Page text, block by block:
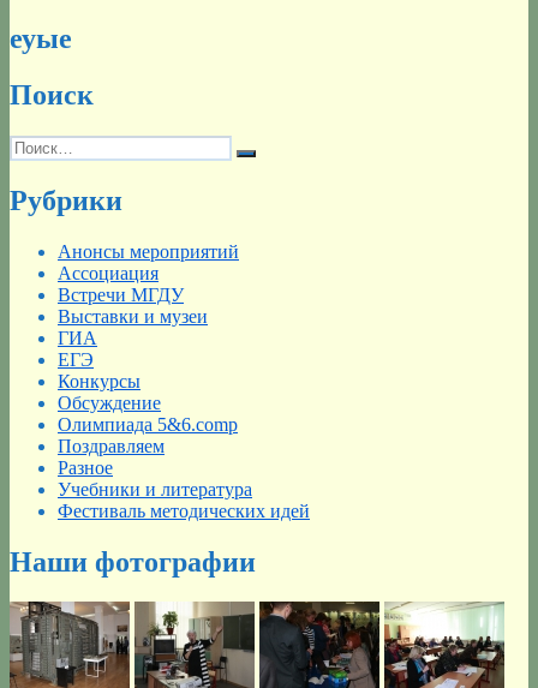
еуые
Поиск
Искать:
Поиск
Рубрики
Анонсы мероприятий
Ассоциация
Встречи МГДУ
Выставки и музеи
ГИА
ЕГЭ
Конкурсы
Обсуждение
Олимпиада 5&6.comp
Поздравляем
Разное
Учебники и литература
Фестиваль методических идей
Наши фотографии